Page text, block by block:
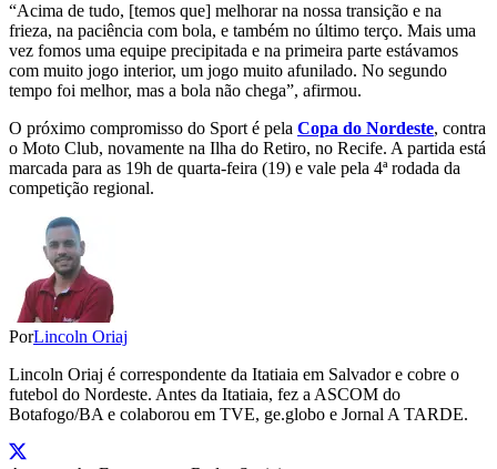
“Acima de tudo, [temos que] melhorar na nossa transição e na
frieza, na paciência com bola, e também no último terço. Mais uma
vez fomos uma equipe precipitada e na primeira parte estávamos
com muito jogo interior, um jogo muito afunilado. No segundo
tempo foi melhor, mas a bola não chega”, afirmou.
O próximo compromisso do Sport é pela Copa do Nordeste, contra
o Moto Club, novamente na Ilha do Retiro, no Recife. A partida está
marcada para as 19h de quarta-feira (19) e vale pela 4ª rodada da
competição regional.
PorLincoln Oriaj
Lincoln Oriaj é correspondente da Itatiaia em Salvador e cobre o
futebol do Nordeste. Antes da Itatiaia, fez a ASCOM do
Botafogo/BA e colaborou em TVE, ge.globo e Jornal A TARDE.